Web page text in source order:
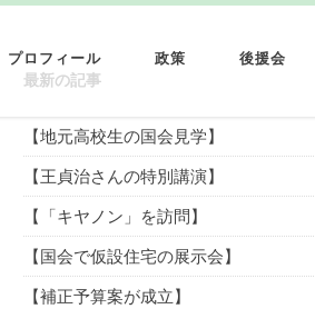
プロフィール 政策 後援会
最新の記事
【地元高校生の国会見学】
【王貞治さんの特別講演】
【「キヤノン」を訪問】
【国会で仮設住宅の展示会】
【補正予算案が成立】